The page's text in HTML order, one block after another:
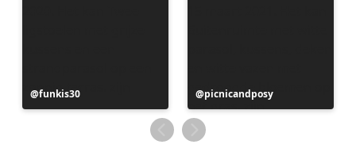
Bericht
gepubliceerd
funkis30
Bericht
gepubliceerd
door
picnicandposy